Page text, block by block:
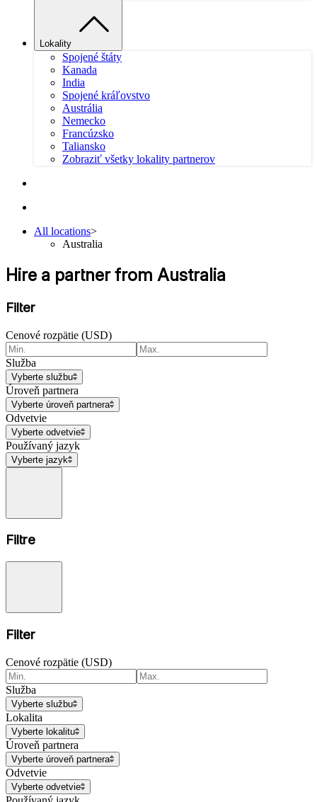
Lokality
Spojené štáty
Kanada
India
Spojené kráľovstvo
Austrália
Nemecko
Francúzsko
Taliansko
Zobraziť všetky lokality partnerov
All locations>
Australia
Hire a partner from Australia
Filter
Cenové rozpätie (USD)
Služba
Vyberte službu
Úroveň partnera
Vyberte úroveň partnera
Odvetvie
Vyberte odvetvie
Používaný jazyk
Vyberte jazyk
Filtre
Filter
Cenové rozpätie (USD)
Služba
Vyberte službu
Lokalita
Vyberte lokalitu
Úroveň partnera
Vyberte úroveň partnera
Odvetvie
Vyberte odvetvie